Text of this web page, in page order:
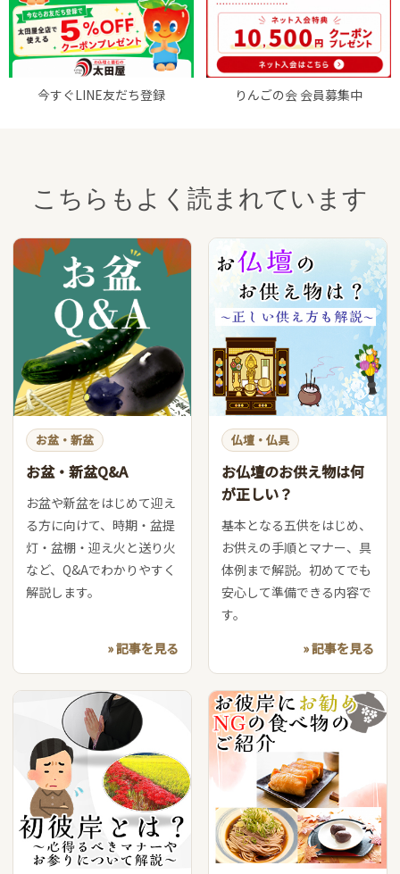
今すぐLINE友だち登録 りんごの会 会員募集中
こちらもよく読まれています
お盆・新盆
お盆・新盆Q&A
お盆や新盆をはじめて迎え
る方に向けて、時期・盆提
灯・盆棚・迎え火と送り火
など、Q&Aでわかりやすく
解説します。
» 記事を見る
仏壇・仏具
お仏壇のお供え物は何
が正しい？
基本となる五供をはじめ、
お供えの手順とマナー、具
体例まで解説。初めてでも
安心して準備できる内容で
す。
» 記事を見る